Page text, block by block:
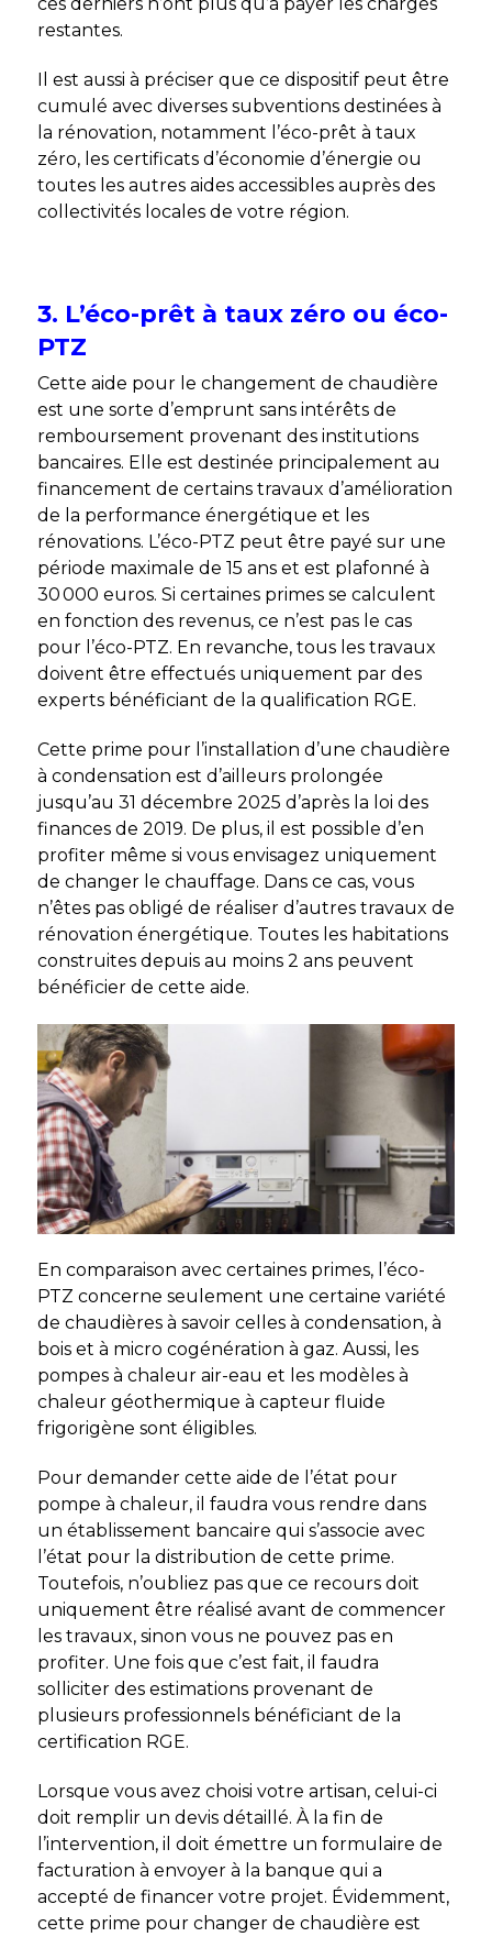
ces derniers n’ont plus qu’à payer les charges
restantes.
Il est aussi à préciser que ce dispositif peut être
cumulé avec diverses subventions destinées à
la rénovation, notamment l’éco-prêt à taux
zéro, les certificats d’économie d’énergie ou
toutes les autres aides accessibles auprès des
collectivités locales de votre région.
3. L’éco-prêt à taux zéro ou éco-
PTZ
Cette aide pour le changement de chaudière
est une sorte d’emprunt sans intérêts de
remboursement provenant des institutions
bancaires. Elle est destinée principalement au
financement de certains travaux d’amélioration
de la performance énergétique et les
rénovations. L’éco-PTZ peut être payé sur une
période maximale de 15 ans et est plafonné à
30 000 euros. Si certaines primes se calculent
en fonction des revenus, ce n’est pas le cas
pour l’éco-PTZ. En revanche, tous les travaux
doivent être effectués uniquement par des
experts bénéficiant de la qualification RGE.
Cette prime pour l’installation d’une chaudière
à condensation est d’ailleurs prolongée
jusqu’au 31 décembre 2025 d’après la loi des
finances de 2019. De plus, il est possible d’en
profiter même si vous envisagez uniquement
de changer le chauffage. Dans ce cas, vous
n’êtes pas obligé de réaliser d’autres travaux de
rénovation énergétique. Toutes les habitations
construites depuis au moins 2 ans peuvent
bénéficier de cette aide.
En comparaison avec certaines primes, l’éco-
PTZ concerne seulement une certaine variété
de chaudières à savoir celles à condensation, à
bois et à micro cogénération à gaz. Aussi, les
pompes à chaleur air-eau et les modèles à
chaleur géothermique à capteur fluide
frigorigène sont éligibles.
Pour demander cette aide de l’état pour
pompe à chaleur, il faudra vous rendre dans
un établissement bancaire qui s’associe avec
l’état pour la distribution de cette prime.
Toutefois, n’oubliez pas que ce recours doit
uniquement être réalisé avant de commencer
les travaux, sinon vous ne pouvez pas en
profiter. Une fois que c’est fait, il faudra
solliciter des estimations provenant de
plusieurs professionnels bénéficiant de la
certification RGE.
Lorsque vous avez choisi votre artisan, celui-ci
doit remplir un devis détaillé. À la fin de
l’intervention, il doit émettre un formulaire de
facturation à envoyer à la banque qui a
accepté de financer votre projet. Évidemment,
cette prime pour changer de chaudière est